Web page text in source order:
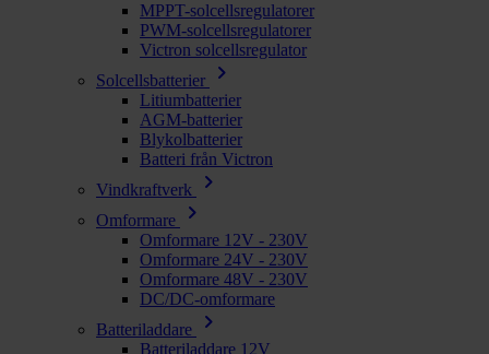
MPPT-solcellsregulatorer
PWM-solcellsregulatorer
Victron solcellsregulator
Solcellsbatterier
chevron_right
Litiumbatterier
AGM-batterier
Blykolbatterier
Batteri från Victron
Vindkraftverk
chevron_right
Omformare chevron_right
Omformare 12V - 230V
Omformare 24V - 230V
Omformare 48V - 230V
DC/DC-omformare
Batteriladdare
chevron_right
Batteriladdare 12V